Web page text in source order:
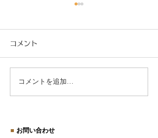
社会保険適用促進手当と
コメント
コメントを追加…
■ お問い合わせ